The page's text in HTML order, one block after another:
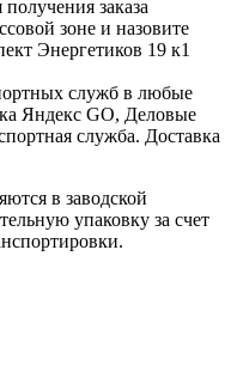
заказа
зоне и назовите
Энергетиков 19 к1
служб в любые
Яндекс GO, Деловые
служба. Доставка
в заводской
упаковку за счет